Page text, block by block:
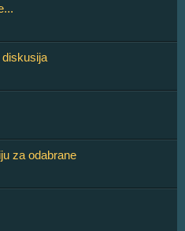
diskusija
za odabrane